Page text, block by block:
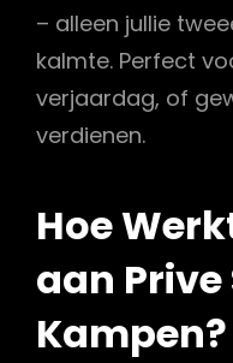
– alleen jullie
kalmte. Perfect
verjaardag, of
verdienen.
Hoe
aan Prive
Kampen?